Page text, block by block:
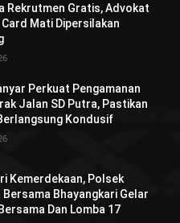
Rekrutmen Gratis, Advokat
Card Mati Dipersilakan
Perkuat Pengamanan
Jalan SD Putra, Pastikan
Kondusif
Kemerdekaan, Polsek
Bersama Bhayangkari Gelar
Dan Lomba 17